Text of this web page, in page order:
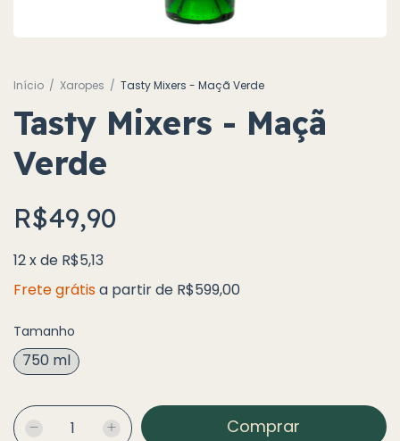
Início / Xaropes / Tasty Mixers - Maçã Verde
Tasty Mixers - Maçã
Verde
R$49,90
12xde R$5,13
Frete grátisa partir de R$599,00
Tamanho
750 ml